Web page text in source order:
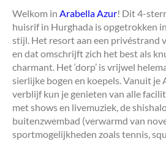
Welkom in Arabella Azur! Dit 4-
huisrif in Hurghada is opgetrokken
stijl. Het resort aan een privéstrand
en dat omschrijft zich het best als
charmant. Het ‘dorp’ is vrijwel
sierlijke bogen en koepels. Vanuit je
verblijf kun je genieten van alle
met shows en livemuziek, de
buitenzwembad (verwarmd van
sportmogelijkheden zoals tennis,